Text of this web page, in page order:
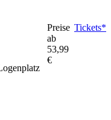
Preise
ab
53,99
€
Tickets*